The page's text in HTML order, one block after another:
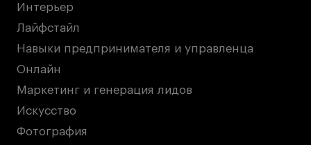
Интерьер
Лайфстайл
Навыки предпринимателя и управленца
Онлайн
Маркетинг и генерация лидов
Искусство
Фотография